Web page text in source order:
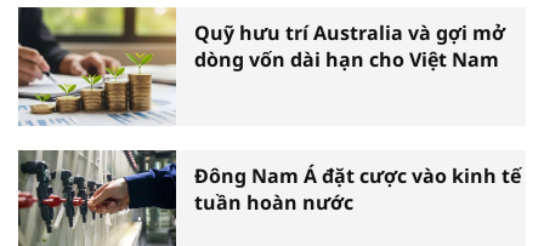
Quỹ hưu trí Australia và gợi mở
dòng vốn dài hạn cho Việt Nam
Đông Nam Á đặt cược vào kinh tế
tuần hoàn nước